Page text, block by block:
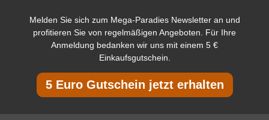
Melden Sie sich zum Mega-Paradies Newsletter an und
profitieren Sie von regelmäßigen Angeboten. Für Ihre
Anmeldung bedanken wir uns mit einem 5 €
Einkaufsgutschein.
5 Euro Gutschein jetzt erhalten